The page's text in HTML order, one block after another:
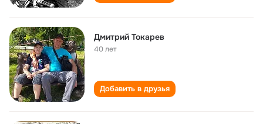
Дмитрий Токарев
40 лет
Добавить в друзья